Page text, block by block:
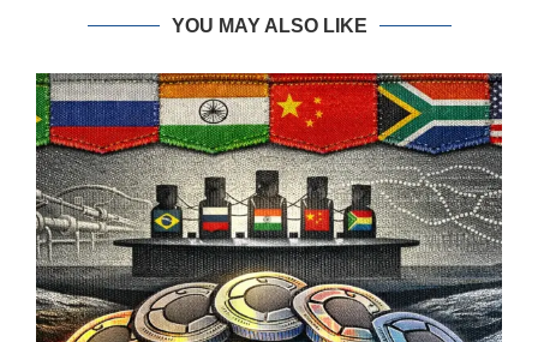
YOU MAY ALSO LIKE